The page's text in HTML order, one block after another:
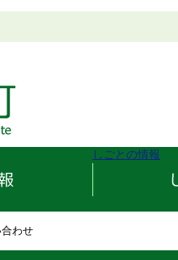
しごとの情報
わせ